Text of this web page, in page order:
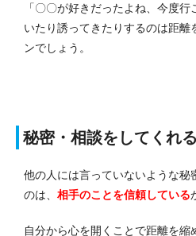
「〇〇が好きだったよね、今度
いたり誘ってきたりするのは距離
ンでしょう。
秘密・相談をしてくれる
他の人には言っていないような秘
のは、 相手のことを信頼している
自分から心を開くことで距離を縮